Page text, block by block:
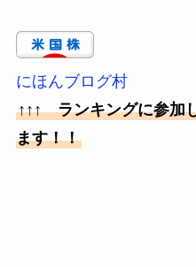
にほんブログ村
↑↑↑ ランキングに参加
ます！！